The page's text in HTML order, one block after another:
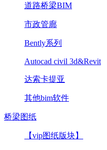
道路桥梁BIM
市政管廊
Bently系列
Autocad civil 3d&Revit
达索卡提亚
其他bim软件
桥梁图纸
【vip图纸版块】